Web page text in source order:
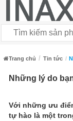
Trang chủ Tin tức
Những lý do
Với những ưu
tự hào là một